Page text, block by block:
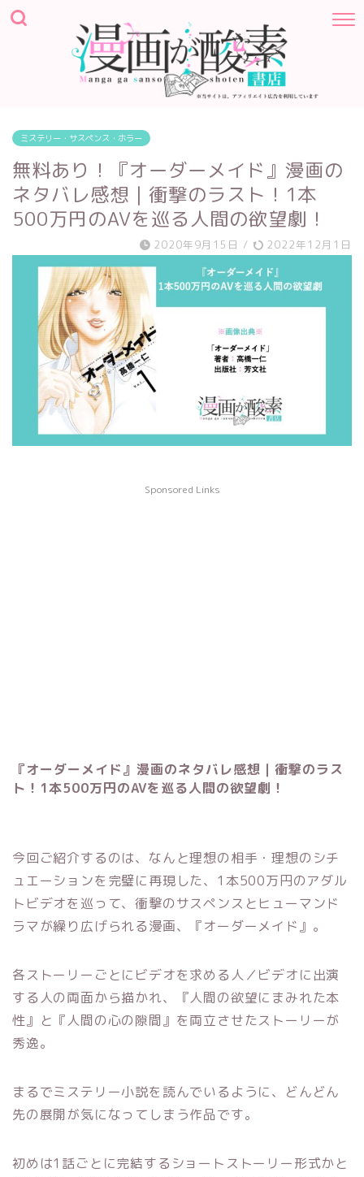
ミステリー・サスペンス・ホラー
無料あり！『オーダーメイド』漫画の
ネタバレ感想｜衝撃のラスト！1本
500万円のAVを巡る人間の欲望劇！
2020年9月15日 / 2022年12月1日
Sponsored Links
『オーダーメイド』漫画のネタバレ感想｜衝撃のラス
ト！1本500万円のAVを巡る人間の欲望劇！
今回ご紹介するのは、なんと理想の相手・理想のシチ
ュエーションを完璧に再現した、1本500万円のアダル
トビデオを巡って、衝撃のサスペンスとヒューマンド
ラマが繰り広げられる漫画、『オーダーメイド』。
各ストーリーごとにビデオを求める人／ビデオに出演
する人の両面から描かれ、『人間の欲望にまみれた本
性』と『人間の心の隙間』を両立させたストーリーが
秀逸。
まるでミステリー小説を読んでいるように、どんどん
先の展開が気になってしまう作品です。
初めは1話ごとに完結するショートストーリー形式かと